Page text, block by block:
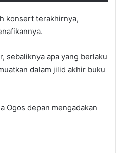
konsert terakhirnya,
sebaliknya apa yang berlaku
dalam jilid akhir buku
Ogos depan mengadakan